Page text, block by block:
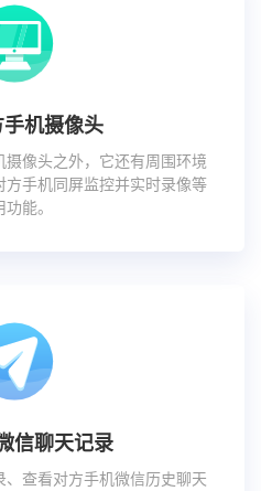
机摄像头
像头之外，它还有周围环境
手机同屏监控并实时录像等
功能。
信聊天记录
查看对方手机微信历史聊天